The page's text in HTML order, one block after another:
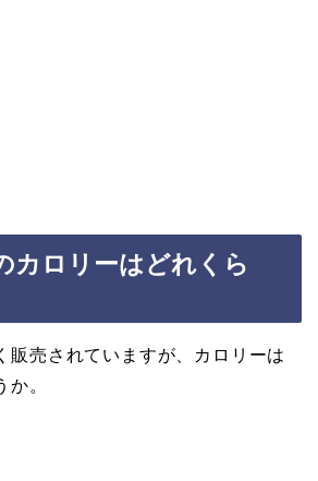
カロリーはどれくら
販売されていますが、カロリーは
か。